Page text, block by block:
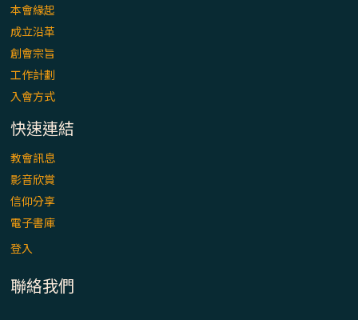
本會緣起
成立沿革
創會宗旨
工作計劃
入會方式
快速連結
教會訊息
影音欣賞
信仰分享
電子書庫
登入
聯絡我們